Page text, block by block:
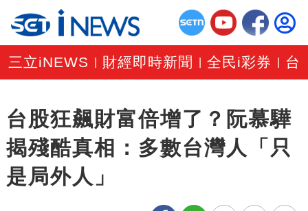
三立iNEWS 財經即時新聞 |全民i彩券 台
台股狂飆財富倍增了？阮慕驊
揭殘酷真相：多數台灣人「只
是局外人」